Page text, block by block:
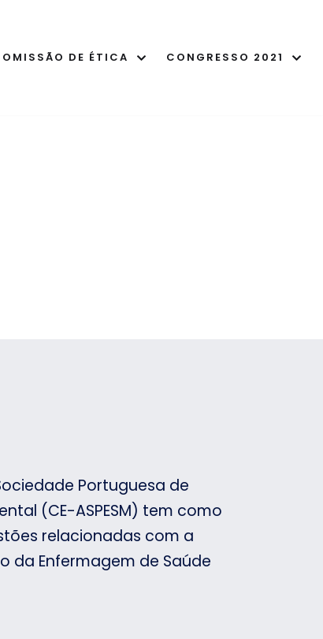
DE ÉTICA CONGRESSO 2021
Portuguesa de
(CE-ASPESM) tem como
relacionadas com a
da Enfermagem de Saúde